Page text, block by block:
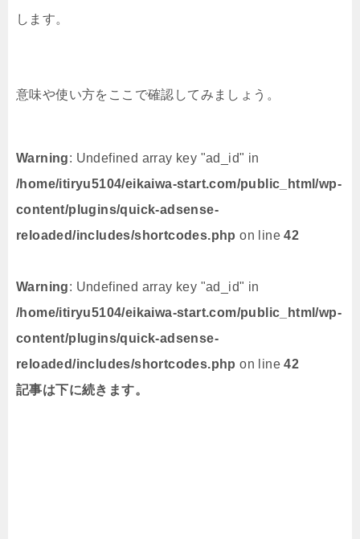
します。
意味や使い方をここで確認してみましょう。
Warning: Undefined array key "ad_id" in
/home/itiryu5104/eikaiwa-start.com/public_html/wp-
content/plugins/quick-adsense-
reloaded/includes/shortcodes.php on line42
Warning: Undefined array key "ad_id" in
/home/itiryu5104/eikaiwa-start.com/public_html/wp-
content/plugins/quick-adsense-
reloaded/includes/shortcodes.php on line42
記事は下に続きます。